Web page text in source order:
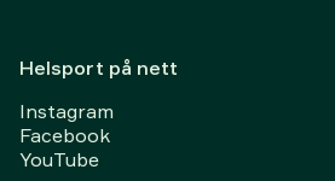
Helsport på nett
Instagram
Facebook
YouTube